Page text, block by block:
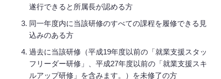
遂行できると所属長が認める方
同一年度内に当該研修のすべての課程を履修できる見
込みのある方
過去に当該研修（平成19年度以前の「就業支援スタッ
フリーダー研修」、平成27年度以前の「就業支援スキ
ルアップ研修」を含みます。）を未修了の方